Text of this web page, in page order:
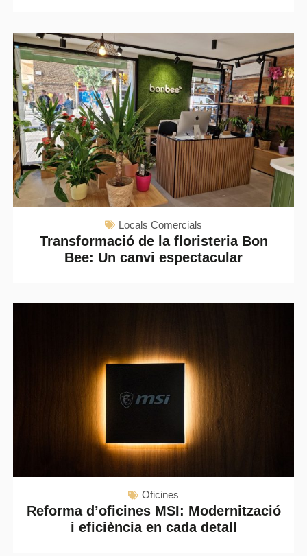
Locals Comercials
Transformació de la floristeria Bon
Bee: Un canvi espectacular
Oficines
Reforma d’oficines MSI: Modernització
i eficiència en cada detall